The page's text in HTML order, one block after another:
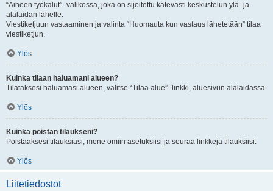
“Aiheen työkalut” -valikossa, joka on sijoitettu kätevästi keskustelun ylä- ja
alalaidan lähelle.
Viestiketjuun vastaaminen ja valinta “Huomauta kun vastaus lähetetään” tilaa
viestiketjun.
Ylös
Kuinka tilaan haluamani alueen?
Tilataksesi haluamasi alueen, valitse “Tilaa alue” -linkki, aluesivun alalaidassa.
Ylös
Kuinka poistan tilaukseni?
Poistaaksesi tilauksiasi, mene omiin asetuksiisi ja seuraa linkkejä tilauksiisi.
Ylös
Liitetiedostot